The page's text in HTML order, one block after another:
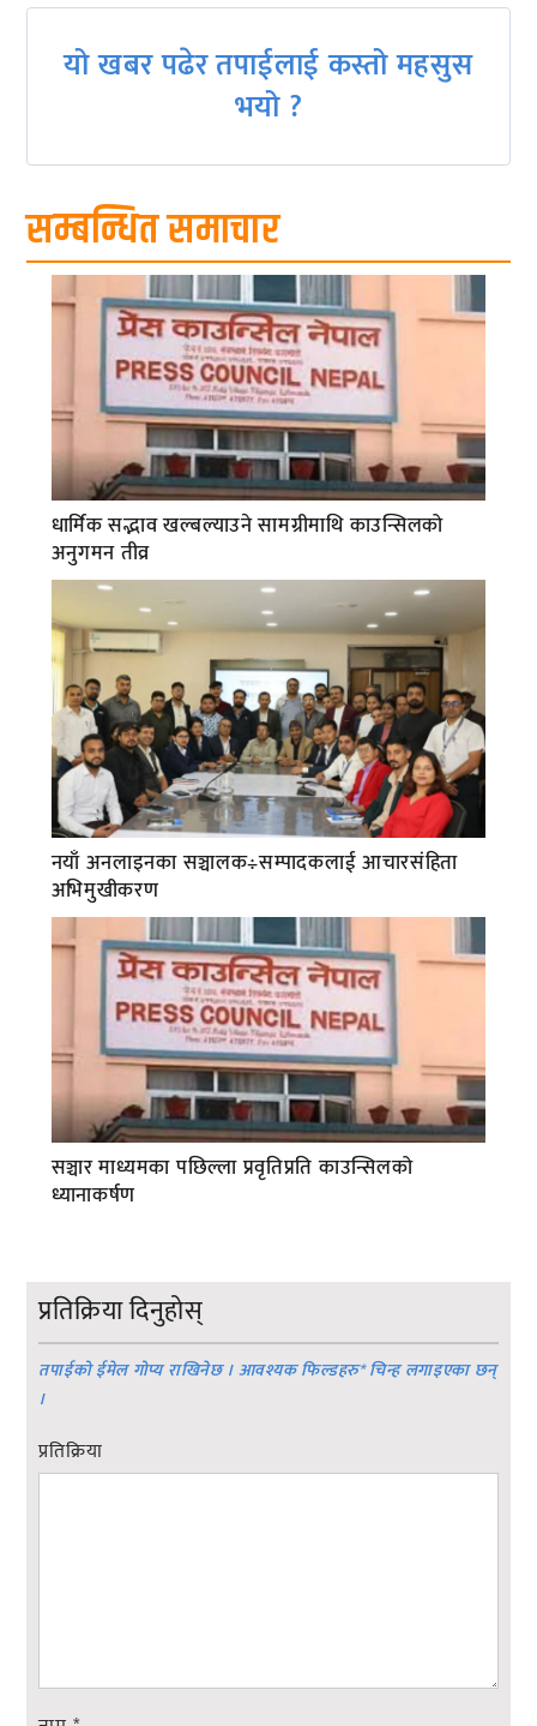
यो खबर पढेर तपाईलाई कस्तो महसुस
भयो ?
सम्बन्धित समाचार
धार्मिक सद्भाव खल्बल्याउने सामग्रीमाथि काउन्सिलको
अनुगमन तीव्र
नयाँ अनलाइनका सञ्चालक÷सम्पादकलाई आचारसंहिता
अभिमुखीकरण
सञ्चार माध्यमका पछिल्ला प्रवृतिप्रति काउन्सिलको
ध्यानाकर्षण
प्रतिक्रिया दिनुहोस्
तपाईको ईमेल गोप्य राखिनेछ । आवश्यक फिल्डहरु*चिन्ह लगाइएका छन्
।
प्रतिक्रिया